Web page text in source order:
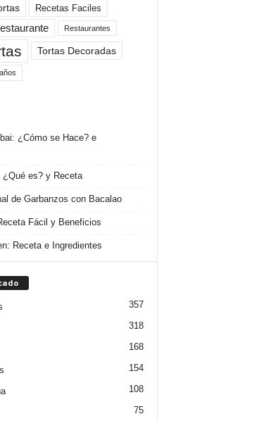
Recetas Faciles
Restaurantes
Tortas Decoradas
¿Cómo se Hace? e
es? y Receta
de Garbanzos con Bacalao
Fácil y Beneficios
Receta e Ingredientes
357
318
168
154
108
75